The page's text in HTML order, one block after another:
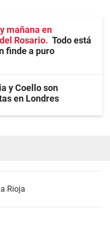
mañana en
Rosario
Todo está
finde a puro
y Coello son
en Londres
Rioja